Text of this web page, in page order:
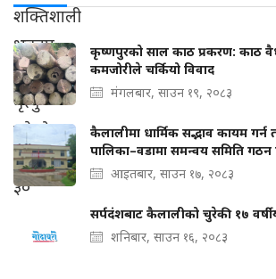
कृष्णपुरको साल काठ प्रकरण: काठ
कमजोरीले चर्कियो विवाद
मंगलबार, साउन १९, २०८३
कैलालीमा धार्मिक सद्भाव कायम गर्न
पालिका–वडामा समन्वय समिति गठन
आइतबार, साउन १७, २०८३
सर्पदंशबाट कैलालीको चुरेकी १७
शनिबार, साउन १६, २०८३